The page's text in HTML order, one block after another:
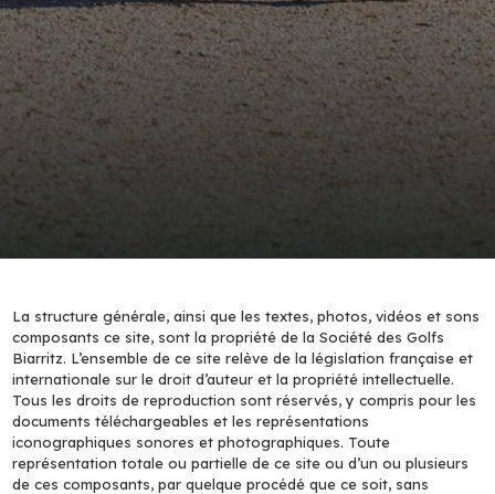
La structure générale, ainsi que les textes, photos, vidéos et sons
composants ce site, sont la propriété de la Société des Golfs
Biarritz. L’ensemble de ce site relève de la législation française et
internationale sur le droit d’auteur et la propriété intellectuelle.
Tous les droits de reproduction sont réservés, y compris pour les
documents téléchargeables et les représentations
iconographiques sonores et photographiques. Toute
représentation totale ou partielle de ce site ou d’un ou plusieurs
de ces composants, par quelque procédé que ce soit, sans